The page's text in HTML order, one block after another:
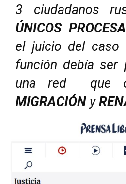
3 ciudadanos
ÚNICOS
el juicio del caso
función debía ser
una red que
MIGRACIÓN y